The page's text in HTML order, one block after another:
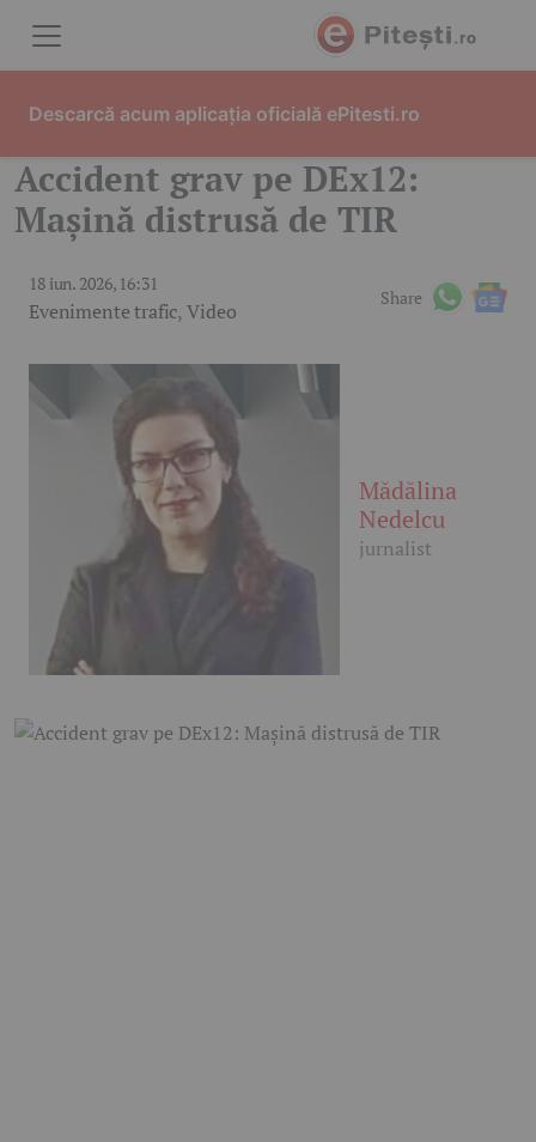
Accident grav pe DEx12:
Mașină distrusă de TIR
18 iun. 2026, 16:31
Evenimente trafic,Video
Share
Mădălina
Nedelcu
jurnalist
Descarcă acum aplicația oficială ePitesti.ro